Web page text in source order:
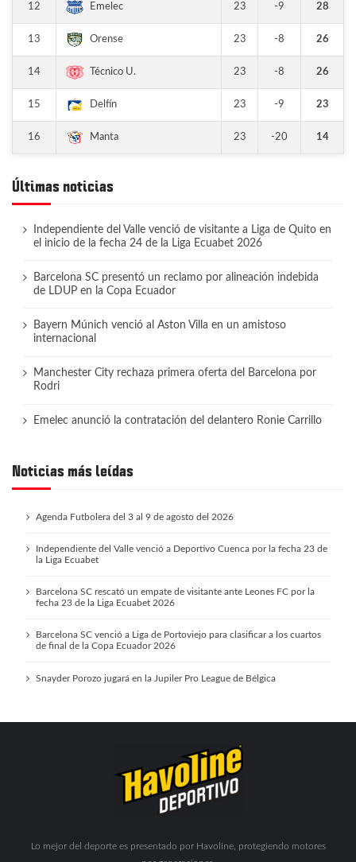
12 Emelec 23 -9 28
13 Orense 23 -8 26
14 Técnico U. 23 -8 26
15 Delfín 23 -9 23
16 Manta 23 -20 14
Últimas noticias
Independiente del Valle venció de visitante a Liga de Quito en
el inicio de la fecha 24 de la Liga Ecuabet 2026
Barcelona SC presentó un reclamo por alineación indebida
de LDUP en la Copa Ecuador
Bayern Múnich venció al Aston Villa en un amistoso
internacional
Manchester City rechaza primera oferta del Barcelona por
Rodri
Emelec anunció la contratación del delantero Ronie Carrillo
Noticias más leídas
Agenda Futbolera del 3 al 9 de agosto del 2026
Independiente del Valle venció a Deportivo Cuenca por la fecha 23 de
la Liga Ecuabet
Barcelona SC rescató un empate de visitante ante Leones FC por la
fecha 23 de la Liga Ecuabet 2026
Barcelona SC venció a Liga de Portoviejo para clasificar a los cuartos
de final de la Copa Ecuador 2026
Snayder Porozo jugará en la Jupiler Pro League de Bélgica
Lo mejor del deporte es presentado por Havoline, protegiendo motores